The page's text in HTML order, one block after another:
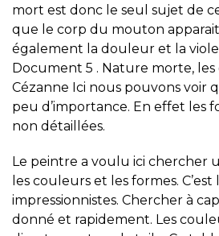
mort est donc le seul sujet de
que le corp du mouton
également la douleur et la
Document 5 . Nature morte, les
Cézanne Ici nous pouvons voir
peu d’importance. En effet les
non détaillées.
Le peintre a voulu ici chercher
les couleurs et les formes.
impressionnistes. Chercher à
donné et rapidement. Les